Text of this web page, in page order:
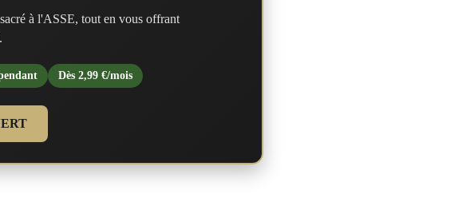
à l'ASSE, tout en vous offrant
Dès 2,99 €/mois